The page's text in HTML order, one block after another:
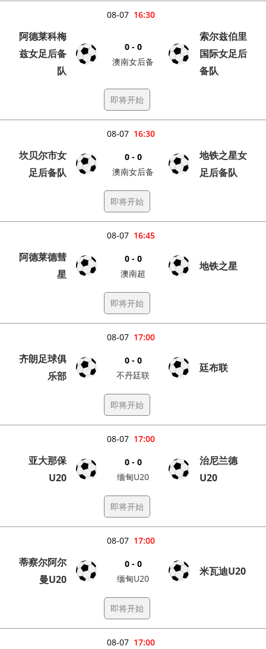
16:30
08-07
阿德莱科梅
兹女足后备
队
0 - 0
澳南女后备
索尔兹伯里
国际女足后
备队
即将开始
16:30
08-07
坎贝尔市女
足后备队
0 - 0
澳南女后备
地铁之星女
足后备队
即将开始
16:45
08-07
阿德莱德彗
星
0 - 0
澳南超
地铁之星
即将开始
17:00
08-07
齐朗足球俱
乐部
0 - 0
不丹廷联
廷布联
即将开始
17:00
08-07
亚大那保
U20
0 - 0
缅甸U20
治尼兰德
U20
即将开始
17:00
08-07
蒂察尔阿尔
曼U20
0 - 0
缅甸U20
米瓦迪U20
即将开始
17:00
08-07